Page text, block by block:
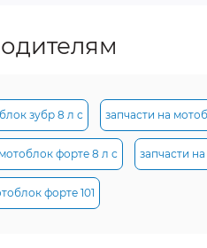
зубр 8 л с запчасти на
форте 8 л с запчасти
форте 101